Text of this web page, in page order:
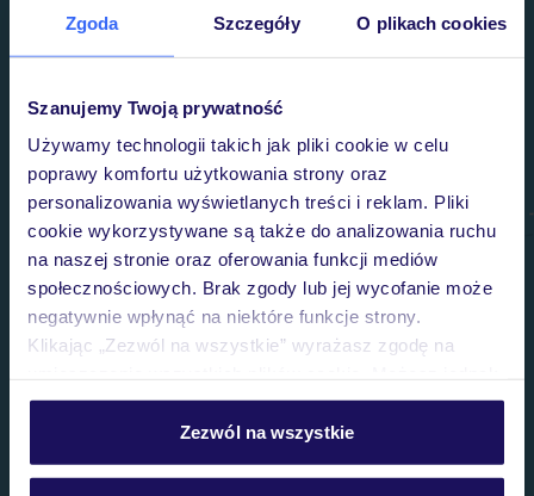
Zgoda Szczegóły O plikach cookies
Szanujemy Twoją prywatność
Używamy technologii takich jak pliki cookie w celu
poprawy komfortu użytkowania strony oraz
personalizowania wyświetlanych treści i reklam. Pliki
cookie wykorzystywane są także do analizowania ruchu
na naszej stronie oraz oferowania funkcji mediów
społecznościowych. Brak zgody lub jej wycofanie może
negatywnie wpłynąć na niektóre funkcje strony.
Klikając „Zezwól na wszystkie” wyrażasz zgodę na
personalizować swój wybór wchodząc w zakładkę
Szczegółowe informacje o plikach cookie znajdziesz
Zezwól na wszystkie